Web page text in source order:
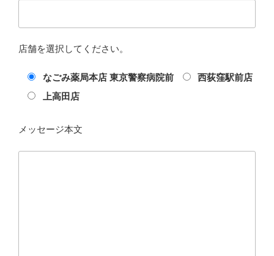
店舗を選択してください。
なごみ薬局本店 東京警察病院前
西荻窪駅前店
上高田店
メッセージ本文